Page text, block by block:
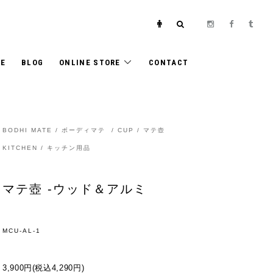
BLOG ONLINE STORE CONTACT
BODHI MATE / ボーディマテ / CUP / マテ壺
KITCHEN / キッチン用品
マテ壺 -ウッド＆アルミ
MCU-AL-1
3,900円(税込4,290円)